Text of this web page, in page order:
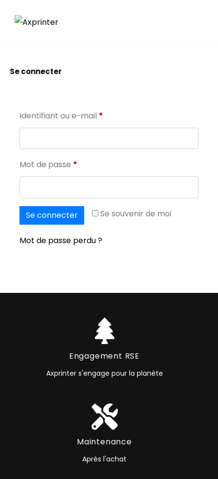
Se connecter
Identifiant ou e-mail *
Mot de passe *
Se souvenir de moi
Se connecter
Mot de passe perdu ?
Engagement RSE
Axprinter s'engage pour la planète
Maintenance
Après l'achat